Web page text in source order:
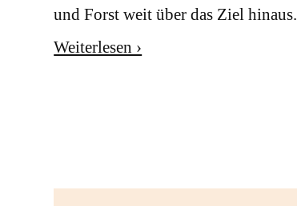
und Forst weit über das Ziel hinaus.
Weiterlesen ›